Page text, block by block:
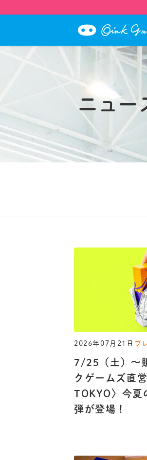
ニュー
2026年07月21日 プ
7/25（土）〜
クゲームズ直
TOKYO〉今夏
弾が登場！